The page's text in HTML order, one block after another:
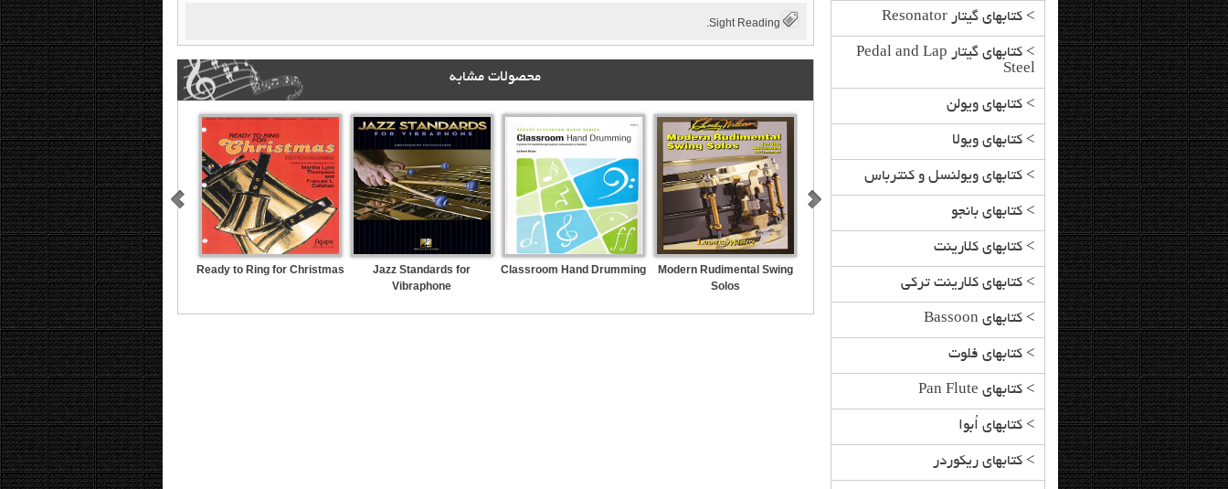
>کتابهای گیتار Resonator
>
کتابهای گیتار Pedal and Lap
Steel
>کتابهای ویولن
>کتابهای ویولا
>کتابهای ویولنسل و کنترباس
>کتابهای بانجو
>کتابهای کلارینت
>کتابهای کلارینت ترکی
>کتابهای Bassoon
>کتابهای فلوت
>کتابهای Pan Flute
>کتابهای اُبوا
>کتابهای ریکوردر
Sight Reading
.
محصولات مشابه
Ready to Ring for Christmas
Jazz Standards for
Vibraphone
Classroom Hand Drumming
Modern Rudimental Swing
Solos
a 101 Disney Songs for
Bells/Glockenspiel
The Encyclopedia of Double
Bass Drumming